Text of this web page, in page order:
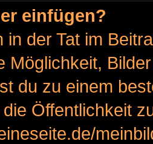
einfügen?
in der Tat im
Möglichkeit,
du zu einem
Öffentlichkeit